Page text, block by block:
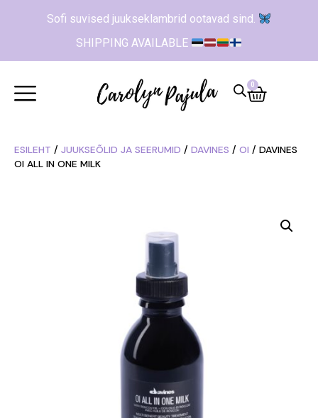
Sofi suvised juukseklambrid ootavad sind.
SHIPPING AVAILABLE
0
ESILEHT / JUUKSEÕLID JA SEERUMID / DAVINES / OI / DAVINES
OI ALL IN ONE MILK